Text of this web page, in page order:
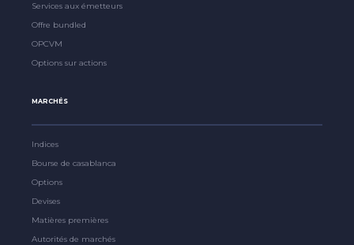
Services aux émetteurs
Offre bundled
OPCVM
Options sur actions
MARCHÉS
Indices
Bourse de casablanca
Options
Devises
Matières premières
Autorités de marchés